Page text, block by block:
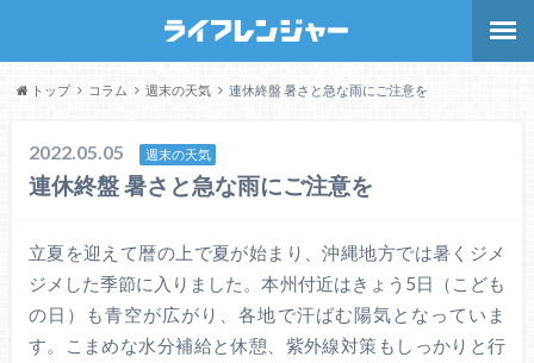
トップ コラム 週末の天気 連休終盤 暑さと急な雨にご注意を
2022.05.05 週末の天気
連休終盤 暑さと急な雨にご注意を
立夏を迎えて暦の上で夏が始まり、沖縄地方では暑くジメ
ジメした季節に入りました。本州付近はきょう5日（こども
の日）も青空が広がり、各地で汗ばむ陽気となっていま
す。こまめな水分補給と休憩、紫外線対策もしっかりと行